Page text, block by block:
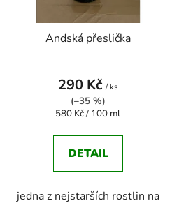
Andská přeslička
290 Kč/ ks
(–35 %)
Měrná
580 Kč / 100 ml
DETAIL
jedna z nejstarších rostlin na